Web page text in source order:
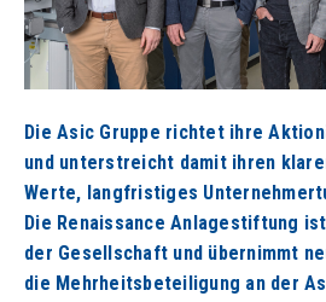
Die Asic Gruppe richtet ihre
und unterstreicht damit ihren
Werte, langfristiges
Die Renaissance Anlagestiftung
der Gesellschaft und übernimmt
die Mehrheitsbeteiligung an der